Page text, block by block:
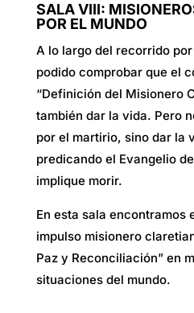
SALA VIII:
POR EL MUNDO
A lo largo del recorrido
podido comprobar que el
“Definición del Misionero
también dar la vida. Pero
por el martirio, sino dar la
predicando el Evangelio
implique morir.
En esta sala encontramos
impulso misionero
Paz y Reconciliación” en
situaciones del mundo.